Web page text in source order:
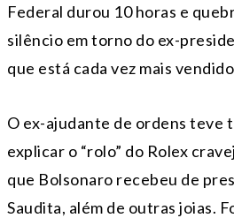
Federal durou 10 horas e
silêncio em torno do ex-
que está cada vez mais
O ex-ajudante de ordens teve
explicar o “rolo” do Rolex
que Bolsonaro recebeu de
Saudita, além de outras joias.